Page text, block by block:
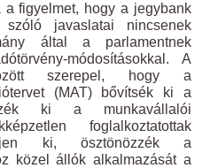
figyelmet, hogy a jegybank
javaslatai nincsenek
által a parlamentnek
módosításokkal. A
szerepel, hogy a
(MAT) bővítsék ki a
ki a munkavállalói
foglalkoztatottak
ki, ösztönözzék a
közel állók alkalmazását a